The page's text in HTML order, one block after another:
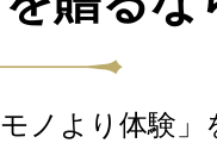
ノより体験」